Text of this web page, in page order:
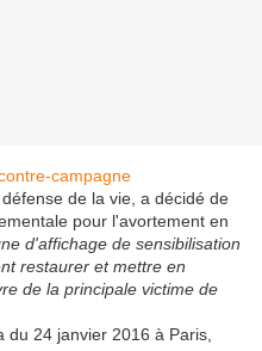
de la vie, a décidé de
pour l'avortement en
d'affichage de sensibilisation
restaurer et mettre en
de la principale victime de
24 janvier 2016 à Paris,